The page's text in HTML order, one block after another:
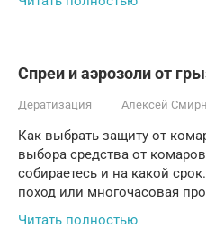
Спреи и аэрозоли от
Дератизация Алексей
Как выбрать защиту от
выбора средства от
собираетесь и на какой
поход или многочасовая
Читать полностью